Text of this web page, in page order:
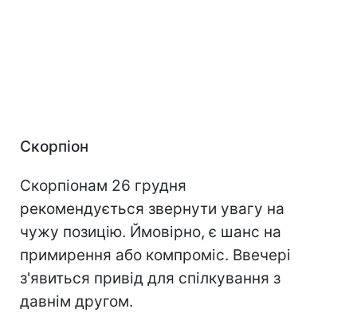
Скорпіон
Скорпіонам 26 грудня
рекомендується звернути увагу на
чужу позицію. Ймовірно, є шанс на
примирення або компроміс. Ввечері
з'явиться привід для спілкування з
давнім другом.